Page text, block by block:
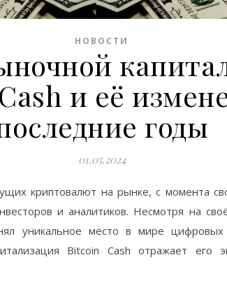
НОВОСТИ
и её
годы
01.05.2024
криптовалют на рынке, с момента
и аналитиков. Несмотря на
уникальное место в мире
Bitcoin Cash отражает его